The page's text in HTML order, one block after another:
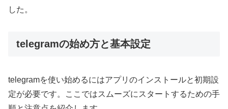
した。
telegramの始め方と基本設定
telegramを使い始めるにはアプリのインストールと初期設
定が必要です。ここではスムーズにスタートするための手